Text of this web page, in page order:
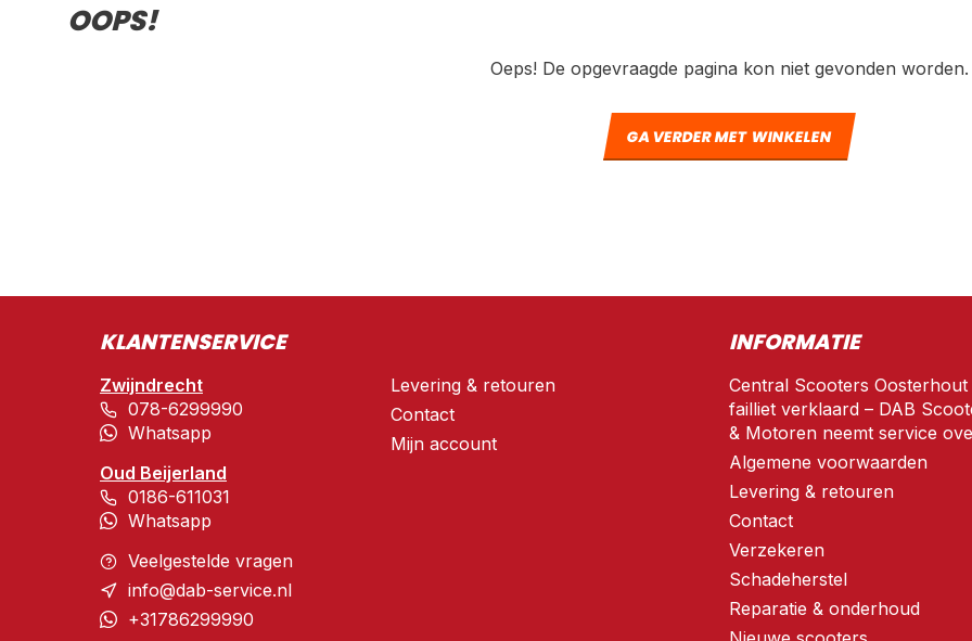
OOPS!
Oeps! De opgevraagde pagina kon niet gevonden worden.
GA VERDER MET WINKELEN
KLANTENSERVICE
Zwijndrecht
078-6299990
Whatsapp
Oud Beijerland
0186-611031
Whatsapp
Veelgestelde vragen
info@dab-service.nl
+31786299990
Levering & retouren
Contact
Mijn account
INFORMATIE
Central Scooters Oosterhout
failliet verklaard – DAB
& Motoren neemt service
Algemene voorwaarden
Levering & retouren
Contact
Verzekeren
Schadeherstel
Reparatie & onderhoud